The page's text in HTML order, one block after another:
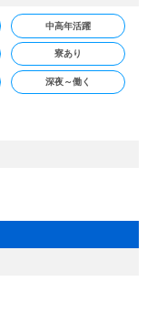
中高年活躍
寮あり
深夜～働く